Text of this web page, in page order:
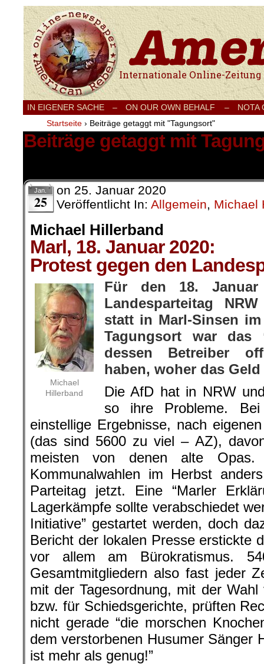
Internationale Onlinezeitung für Frieden,
IN EIGENER SACHE – ON OUR OWN BEHALF –
NOTA
Startseite › Beiträge getaggt mit "Tagungsort"
Beiträge getaggt mit
Jan.
25
on 25. Januar 2020
Veröffentlicht In: Allgemein, Michael
Michael Hillerband
Marl, 18. Januar 2020:
Protest gegen den
Michael
Hillerband
Für den 18.
Landesparteitag
statt in Marl-Sinsen
Tagungsort war das
dessen Betreiber
haben, woher das
Die AfD hat in NRW
so ihre Probleme.
einstellige Ergebnisse, nach
(das sind 5600 zu viel – AZ),
meisten von denen alte
Kommunalwahlen im Herbst
Parteitag jetzt. Eine “Marler
Lagerkämpfe sollte verabschiedet
Initiative” gestartet werden, doch
Bericht der lokalen Presse erstickte
vor allem am Bürokratismus.
Gesamtmitgliedern also fast jeder
mit der Tagesordnung, mit der
bzw. für Schiedsgerichte, prüften
nicht gerade “die morschen
dem verstorbenen Husumer Sänger
ist mehr als genug!”